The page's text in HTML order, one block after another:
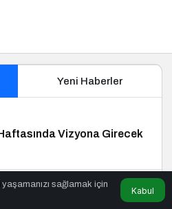
Yeni Haberler
Vizyona Girecek
sağlamak için
Kabul